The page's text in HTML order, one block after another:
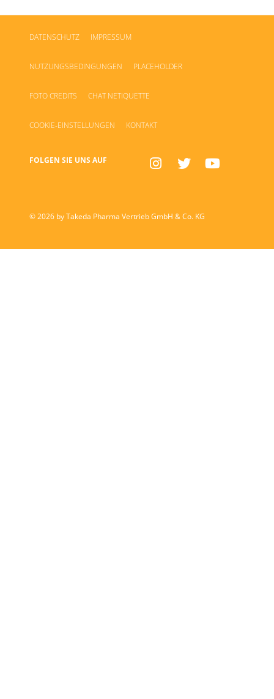
DATENSCHUTZ IMPRESSUM
NUTZUNGSBEDINGUNGEN PLACEHOLDER
FOTO CREDITS CHAT NETIQUETTE
COOKIE-EINSTELLUNGEN KONTAKT
FOLGEN SIE UNS AUF
FACEBOOKINSTAGRAMTWITTER YOUTUBE
© 2026 by Takeda Pharma Vertrieb GmbH & Co. KG